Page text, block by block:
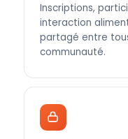
Inscriptions,
interaction
partagé entre
communauté.